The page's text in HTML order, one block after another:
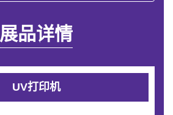
展品详情
UV打印机